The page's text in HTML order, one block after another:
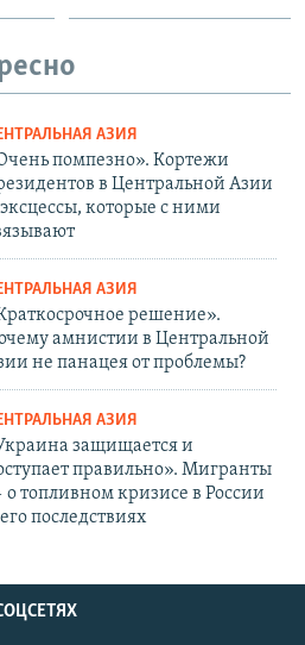
АЗИЯ
помпезно». Кортежи
в Центральной Азии
которые с ними
АЗИЯ
решение».
амнистии в Центральной
не панацея от проблемы?
АЗИЯ
защищается и
правильно». Мигранты
топливном кризисе в России
последствиях